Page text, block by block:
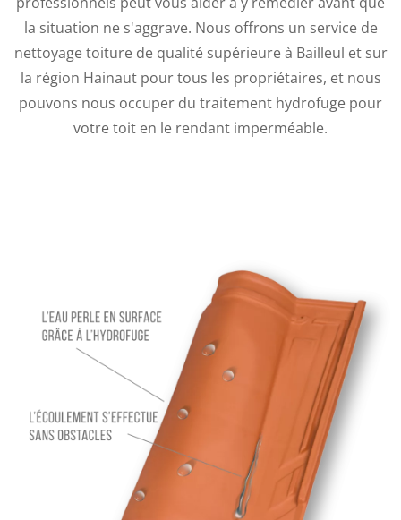
la situation ne s'aggrave. Nous offrons un service de
nettoyage toiture de qualité supérieure à Bailleul et sur
la région Hainaut pour tous les propriétaires, et nous
pouvons nous occuper du traitement hydrofuge pour
votre toit en le rendant imperméable.